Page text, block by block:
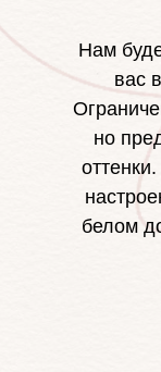
Нам
вас
но
белом